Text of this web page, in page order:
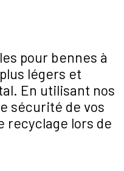
pour bennes à
légers et
En utilisant nos
sécurité de vos
recyclage lors de